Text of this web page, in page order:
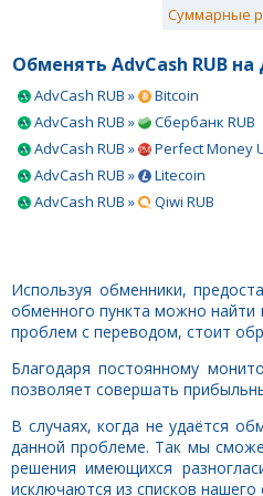
Суммарные
Обменять AdvCash RUB
AdvCash RUB »
Bitcoin
AdvCash RUB »
Сбербанк RUB
AdvCash RUB »
Perfect Money
AdvCash RUB »
Litecoin
AdvCash RUB »
Qiwi RUB
Используя обменники,
обменного пункта можно найти
проблем с переводом, стоит
Благодаря постоянному
позволяет совершать
В случаях, когда не удаётся
данной проблеме. Так мы
решения имеющихся
исключаются из списков нашего